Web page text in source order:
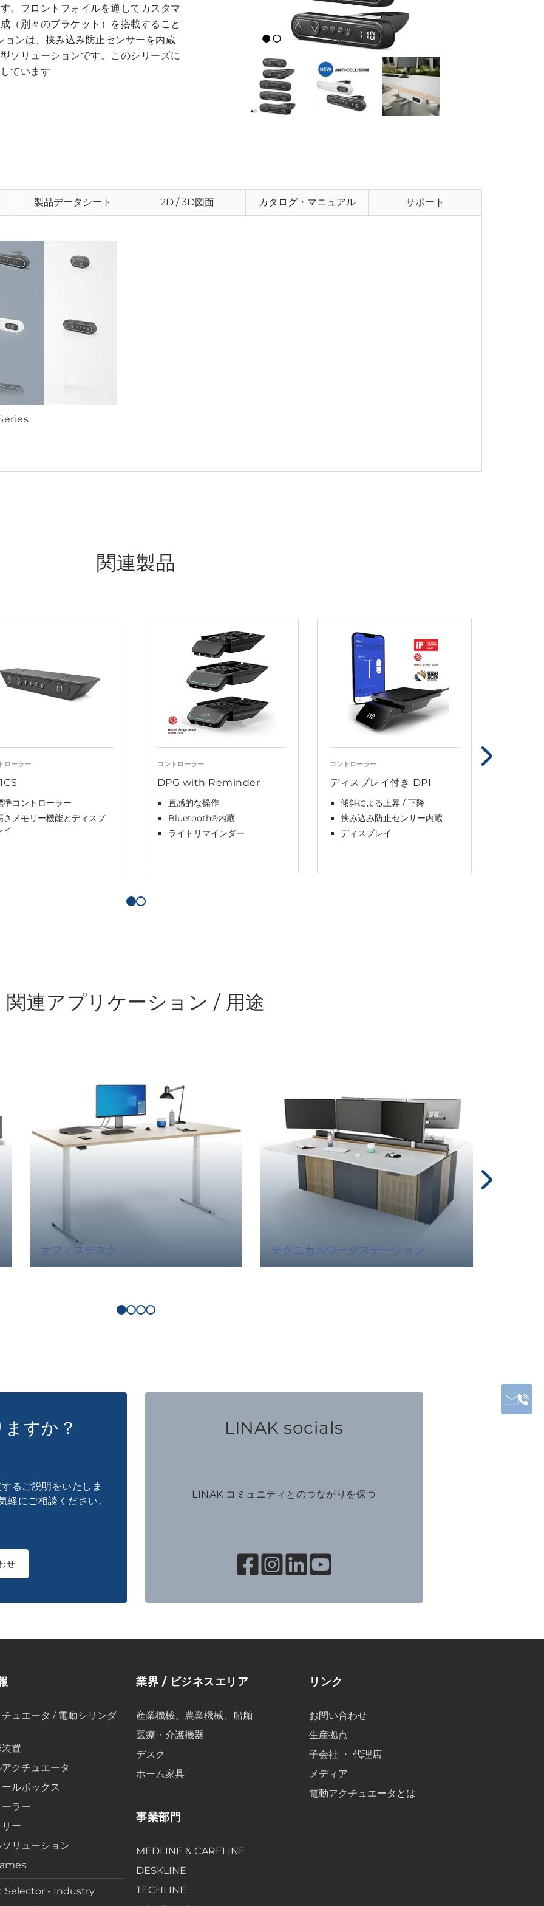
。フロントフォイルを通してカスタマ
（別々のブラケット）を搭載すること
ンは、挟み込み防止センサーを内蔵
ソリューションです。このシリーズに
ています
製品データシート 2D / 3D図面 カタログ・マニュアル サポート
関連製品
ローラー
準コントローラー
さメモリー機能とディスプ
イ
コントローラー
DPG with Reminder
直感的な操作
Bluetooth®内蔵
ライトリマインダー
コントローラー
ディスプレイ付き DPI
傾斜による上昇 / 下降
挟み込み防止センサー内蔵
ディスプレイ
関連アプリケーション / 用途
オフィスデスク テクニカルワークステーション
すか？
るご説明をいたしま
軽にご相談ください。
せ
LINAK socials
LINAK コミュニティとのつながりを保つ
ュエータ / 電動シリンダ
置
クチュエータ
ルボックス
ラー
ー
リューション
Selector - Industry
業界 / ビジネスエリア
産業機械、農業機械、船舶
医療・介護機器
デスク
ホーム家具
事業部門
MEDLINE & CARELINE
DESKLINE
TECHLINE
リンク
お問い合わせ
生産拠点
子会社 ・ 代理店
メディア
電動アクチュエータとは